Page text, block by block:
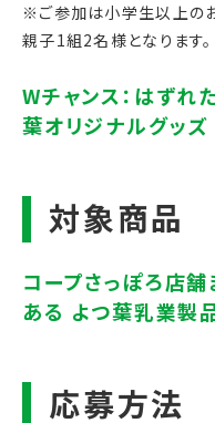
※ご参加は小学生以上の
親子1組2名様となります。